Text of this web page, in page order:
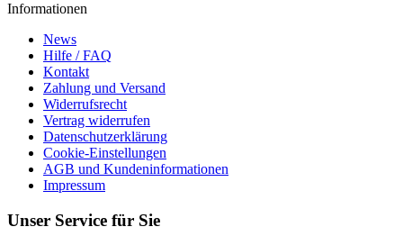
Informationen
News
Hilfe / FAQ
Kontakt
Zahlung und Versand
Widerrufsrecht
Vertrag widerrufen
Datenschutzerklärung
Cookie-Einstellungen
AGB und Kundeninformationen
Impressum
Unser Service für Sie